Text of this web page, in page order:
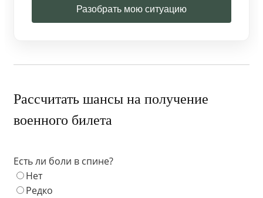
Разобрать мою ситуацию
Рассчитать шансы на получение
военного билета
Есть ли боли в спине?
Нет
Редко